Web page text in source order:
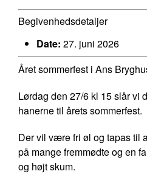
Begivenhedsdetaljer
Date: 27. juni 2026
Året sommerfest i Ans
Lørdag den 27/6 kl 15 slår vi
hanerne til årets sommerfest.
Der vil være fri øl og tapas til
på mange fremmødte og en
og højt skum.